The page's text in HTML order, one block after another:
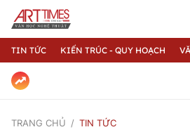
TIN TỨC KIẾN TRÚC - QUY HOẠCH
TRANG CHỦ TIN TỨC